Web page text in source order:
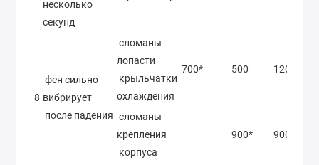
несколько
секунд
8
фен сильно
вибрирует
после падения
сломаны
лопасти
крыльчатки
охлаждения
700* 500 120*
сломаны
крепления
корпуса
900* 900*